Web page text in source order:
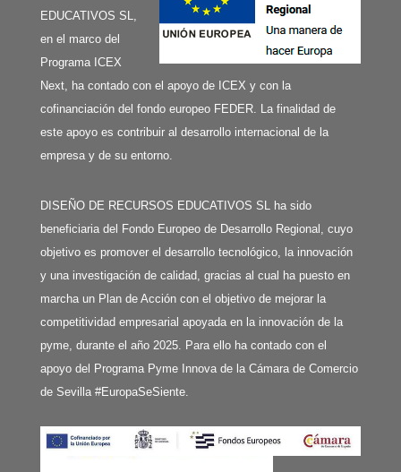
EDUCATIVOS SL,
en el marco del
Programa ICEX
Next, ha contado con el apoyo de ICEX y con la
cofinanciación del fondo europeo FEDER. La finalidad de
este apoyo es contribuir al desarrollo internacional de la
empresa y de su entorno.
DISEÑO DE RECURSOS EDUCATIVOS SL ha sido
beneficiaria del Fondo Europeo de Desarrollo Regional, cuyo
objetivo es promover el desarrollo tecnológico, la innovación
y una investigación de calidad, gracias al cual ha puesto en
marcha un Plan de Acción con el objetivo de mejorar la
competitividad empresarial apoyada en la innovación de la
pyme, durante el año 2025. Para ello ha contado con el
apoyo del Programa Pyme Innova de la Cámara de Comercio
de Sevilla #EuropaSeSiente.